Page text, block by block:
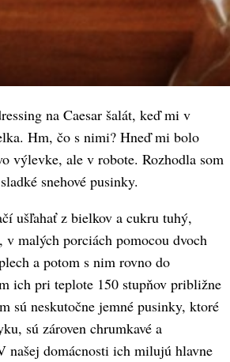
na Caesar šalát, keď mi v
Hm, čo s nimi? Hneď mi bolo
výlevke, ale v robote. Rozhodla som
snehové pusinky.
ušľahať z bielkov a cukru tuhý,
v malých porciách pomocou dvoch
a potom s nim rovno do
ich pri teplote 150 stupňov približne
sú neskutočne jemné pusinky, ktoré
sú zároven chrumkavé a
našej domácnosti ich milujú hlavne